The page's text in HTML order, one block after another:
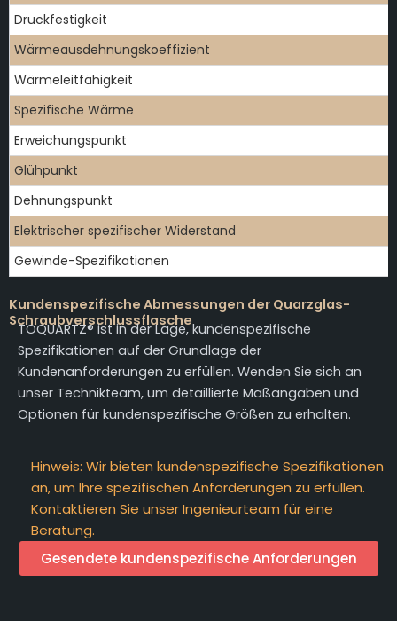
Druckfestigkeit
Wärmeausdehnungskoeffizient
Wärmeleitfähigkeit
Spezifische Wärme
Erweichungspunkt
Glühpunkt
Dehnungspunkt
Elektrischer spezifischer Widerstand
Gewinde-Spezifikationen
Kundenspezifische Abmessungen der Quarzglas-
Schraubverschlussflasche
TOQUARTZ® ist in der Lage, kundenspezifische
Spezifikationen auf der Grundlage der
Kundenanforderungen zu erfüllen. Wenden Sie sich an
unser Technikteam, um detaillierte Maßangaben und
Optionen für kundenspezifische Größen zu erhalten.
Hinweis: Wir bieten kundenspezifische Spezifikationen
an, um Ihre spezifischen Anforderungen zu erfüllen.
Kontaktieren Sie unser Ingenieurteam für eine
Beratung.
Gesendete kundenspezifische Anforderungen